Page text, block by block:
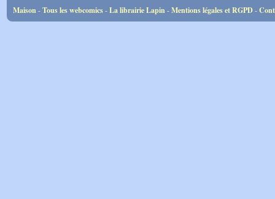
Maison-Tous les webcomics-La librairie Lapin-Mentions légales et RGPD-